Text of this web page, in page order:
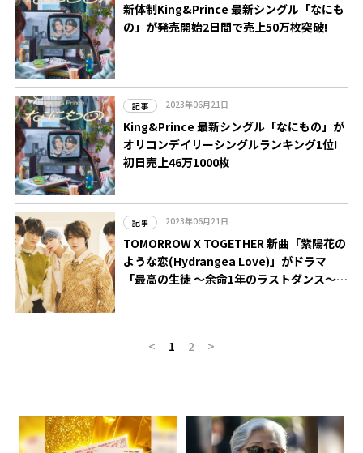
新体制King&Prince 最新シングル「なにも
の」が発売開始2日間で売上50万枚突破!
記事 2023年06月21日
King&Prince 最新シングル「なにもの」が
オリコンデイリーシングルランキング1位!
初日売上46万1000枚
記事 2023年06月21日
TOMORROW X TOGETHER 新曲「紫陽花の
ような恋(Hydrangea Love)」がドラマ
「最高の生徒 ～余命1年のラストダンス～」
< 1 2 >